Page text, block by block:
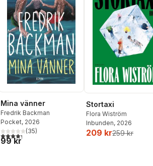
Mina vänner
Fredrik Backman
Pocket, 2026
4,3utav 5 stjärnor. Totalt antal röster:
(35)
99 kr
Stortaxi
Flora Wiström
Inbunden, 2026
209 kr259 kr